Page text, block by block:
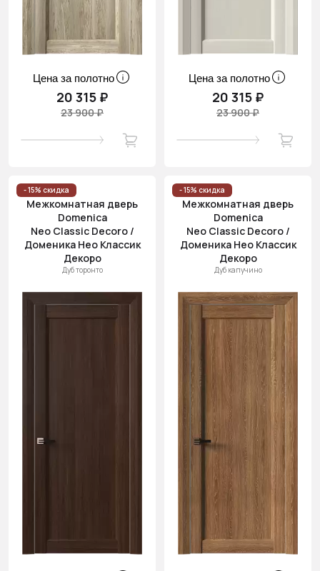
Цена за полотно
20 315 ₽
23 900 ₽
Цена за полотно
20 315 ₽
23 900 ₽
- 15% скидка
Межкомнатная дверь
Domenica
Neo Classic Decoro /
Доменика Нео Классик
Декоро
Дуб торонто
- 15% скидка
Межкомнатная дверь
Domenica
Neo Classic Decoro /
Доменика Нео Классик
Декоро
Дуб капучино